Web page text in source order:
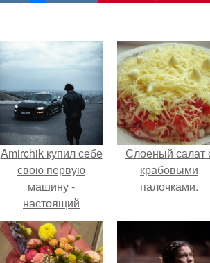
Amirchik купил себе
свою первую
машину -
настоящий
автомобиль мечты
для многих
автолюбителей.
Слоеный салат
крабовыми
палочками.